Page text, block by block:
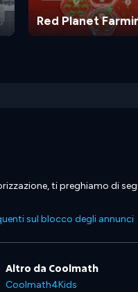
Red Planet
ti preghiamo di
sul blocco degli annunci
Altro da Coolmath
Coolmath4Kids